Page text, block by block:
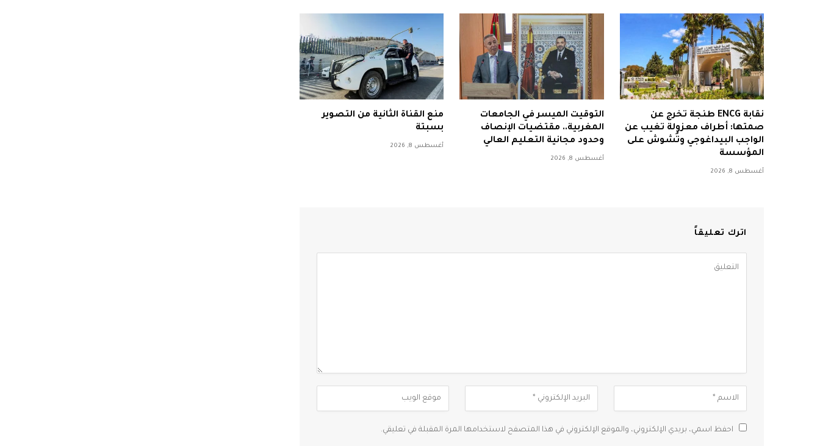
نقابة ENCG طنجة تخرج عن
صمتها: أطراف معزولة تغيب عن
الواجب البيداغوجي وتُشوش على
المؤسسة
أغسطس 8, 2026
التوقيت الميسر في الجامعات
المغربية.. مقتضيات الإنصاف
وحدود مجانية التعليم العالي
أغسطس 8, 2026
منع القناة الثانية من التصوير
بسبتة
أغسطس 8, 2026
اترك تعليقاً
احفظ اسمي، بريدي الإلكتروني، والموقع الإلكتروني في هذا المتصفح لاستخدامها المرة المقبلة في تعليقي.